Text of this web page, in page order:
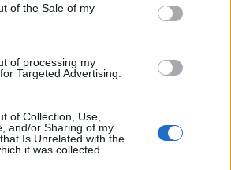
of the Sale of my
of processing my
Targeted Advertising.
of Collection, Use,
and/or Sharing of my
Is Unrelated with the
it was collected.